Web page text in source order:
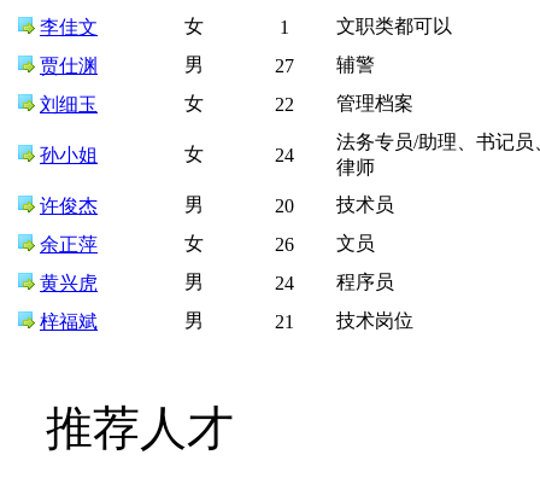
李佳文
女 1
文职类都可以
贾仕渊
男 27
辅警
刘细玉
女 22 管理档案
孙小姐 女 24
法务专员/助理、书记员
律师
许俊杰
男 20
技术员
余正萍
女 26
文员
黄兴虎
男 24
程序员
梓福斌
男 21 技术岗位
推荐人才